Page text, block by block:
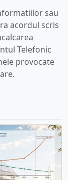
sau
acordul scris
Telefonic
provocate